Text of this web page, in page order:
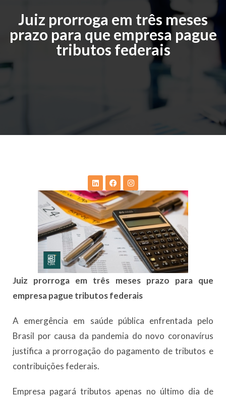
Juiz prorroga em três meses
prazo para que empresa pague
tributos federais
Juiz prorroga em três meses prazo para que
empresa pague tributos federais
A emergência em saúde pública enfrentada pelo
Brasil por causa da pandemia do novo coronavírus
justifica a prorrogação do pagamento de tributos e
contribuições federais.
Empresa pagará tributos apenas no último dia de